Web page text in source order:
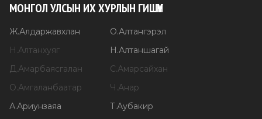
МОНГОЛ УЛСЫН ИХ ХУРЛЫН ГИШҮҮН
Ж.Алдаржавхлан О.Алтангэрэл
Н.Алтанхуяг Н.Алтаншагай
Д.Амарбаясгалан С.Амарсайхан
О.Амгаланбаатар Ч.Анар
А.Ариунзаяа Т.Аубакир